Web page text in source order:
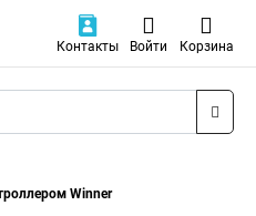
Контакты Войти Корзина
Winner